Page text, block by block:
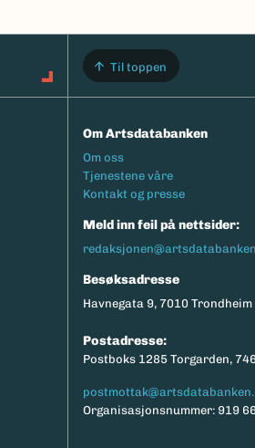
Til toppen
Om Artsdatabanken
Footermeny
Om oss
Tjenestene våre
Kontakt og presse
Meld inn feil på nettsider:
Besøksadresse
Havnegata 9, 7010 Trondheim
Postadresse:
Postboks 1285 Torgarden,
Organisasjonsnummer: 919